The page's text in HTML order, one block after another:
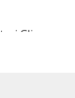
Glimu